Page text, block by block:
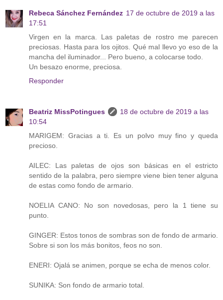
Rebeca Sánchez Fernández 17 de octubre de 2019 a las
17:51
Virgen en la marca. Las paletas de rostro me parecen
preciosas. Hasta para los ojitos. Qué mal llevo yo eso de la
mancha del iluminador... Pero bueno, a colocarse todo.
Un besazo enorme, preciosa.
Responder
Beatriz MissPotingues
18 de octubre de 2019 a las
10:54
MARIGEM: Gracias a ti. Es un polvo muy fino y queda
precioso.
AILEC: Las paletas de ojos son básicas en el estricto
sentido de la palabra, pero siempre viene bien tener alguna
de estas como fondo de armario.
NOELIA CANO: No son novedosas, pero la 1 tiene su
punto.
GINGER: Estos tonos de sombras son de fondo de armario.
Sobre si son los más bonitos, feos no son.
ENERI: Ojalá se animen, porque se echa de menos color.
SUNIKA: Son fondo de armario total.